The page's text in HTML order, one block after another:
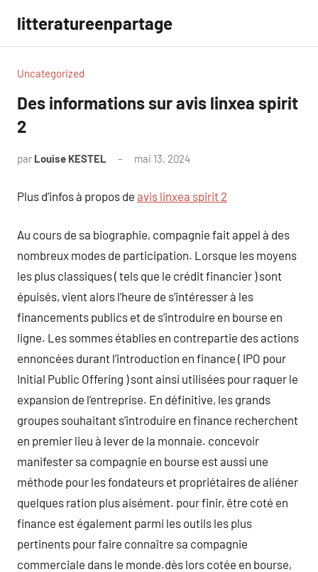
contenu
litteratureenpartage
Uncategorized
Des informations sur avis linxea spirit
2
par Louise KESTEL mai 13, 2024
Plus d’infos à propos de avis linxea spirit 2
Au cours de sa biographie, compagnie fait appel à des
nombreux modes de participation. Lorsque les moyens
les plus classiques ( tels que le crédit financier ) sont
épuisés, vient alors l’heure de s’intéresser à les
financements publics et de s’introduire en bourse en
ligne. Les sommes établies en contrepartie des actions
ennoncées durant l’introduction en finance ( IPO pour
Initial Public Offering ) sont ainsi utilisées pour raquer le
expansion de l’entreprise. En définitive, les grands
groupes souhaitant s’introduire en finance recherchent
en premier lieu à lever de la monnaie. concevoir
manifester sa compagnie en bourse est aussi une
méthode pour les fondateurs et propriétaires de aliéner
quelques ration plus aisément. pour finir, être coté en
finance est également parmi les outils les plus
pertinents pour faire connaître sa compagnie
commerciale dans le monde.dès lors cotée en bourse,